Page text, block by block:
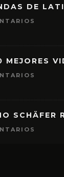
DE
MEJORES
SCHÄFER